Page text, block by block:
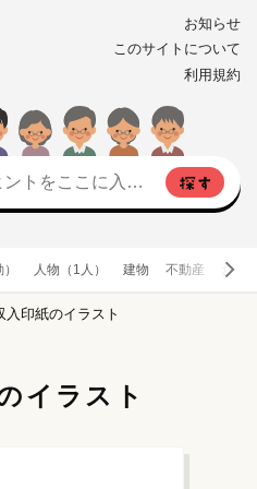
お知らせ
このサイトについて
利用規約
人物（1人） 建物 不動産 お金
入印紙のイラスト
イラスト